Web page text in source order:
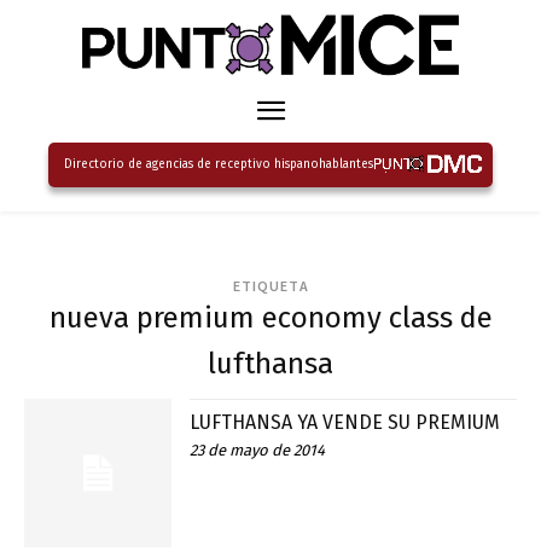
Directorio de agencias de receptivo hispanohablantes
ETIQUETA
nueva premium economy class de
lufthansa
LUFTHANSA YA VENDE SU PREMIUM
23 de mayo de 2014